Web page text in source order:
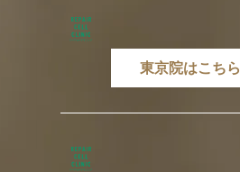
東京院はこちら